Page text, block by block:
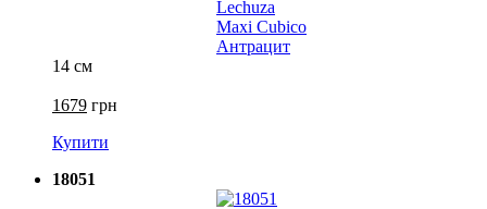
14 см
1679 грн
Купити
18051